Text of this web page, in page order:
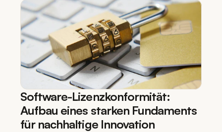
Software-Lizenzkonformität:
Aufbau eines starken Fundaments
für nachhaltige Innovation